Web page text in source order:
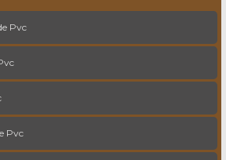
Pvc
Pvc